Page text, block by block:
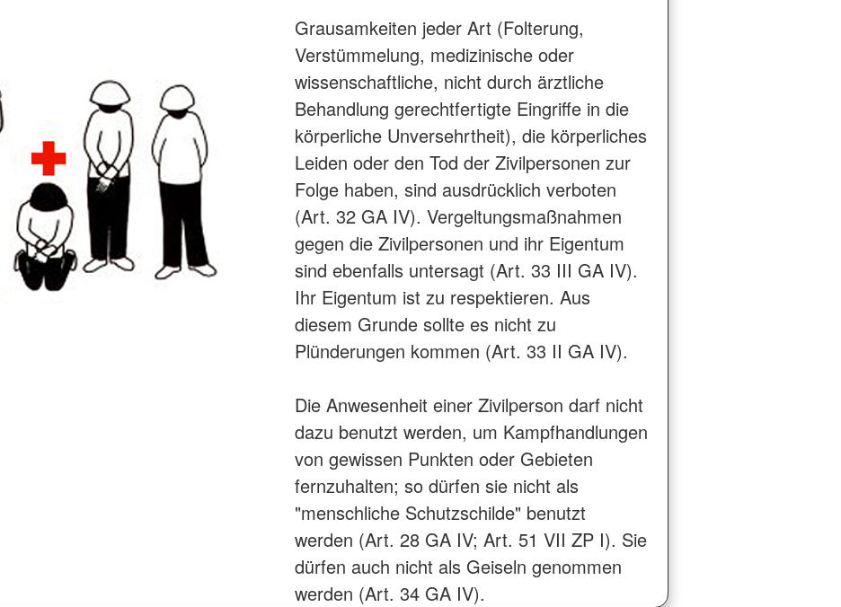
Grausamkeiten jeder Art (Folterung,
Verstümmelung, medizinische oder
wissenschaftliche, nicht durch ärztliche
Behandlung gerechtfertigte Eingriffe in die
körperliche Unversehrtheit), die körperliches
Leiden oder den Tod der Zivilpersonen zur
Folge haben, sind ausdrücklich verboten
(Art. 32 GA IV). Vergeltungsmaßnahmen
gegen die Zivilpersonen und ihr Eigentum
sind ebenfalls untersagt (Art. 33 III GA IV).
Ihr Eigentum ist zu respektieren. Aus
diesem Grunde sollte es nicht zu
Plünderungen kommen (Art. 33 II GA IV).
Die Anwesenheit einer Zivilperson darf nicht
dazu benutzt werden, um Kampfhandlungen
von gewissen Punkten oder Gebieten
fernzuhalten; so dürfen sie nicht als
"menschliche Schutzschilde" benutzt
werden (Art. 28 GA IV; Art. 51 VII ZP I). Sie
dürfen auch nicht als Geiseln genommen
werden (Art. 34 GA IV).